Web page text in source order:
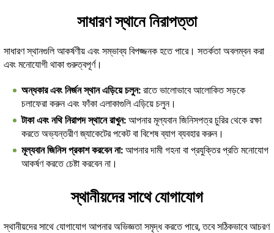
সাধারণ স্থানে নিরাপত্তা
সাধারণ স্থানগুলি আকর্ষণীয় এবং সম্ভাব্য বিপজ্জনক হতে পারে। সতর্কতা অবলম্বন করা
এবং মনোযোগী থাকা গুরুত্বপূর্ণ।
অন্ধকার এবং নির্জন স্থান এড়িয়ে চলুন: রাতে ভালোভাবে আলোকিত সড়কে
চলাফেরা করুন এবং ফাঁকা এলাকাগুলি এড়িয়ে চলুন।
টাকা এবং নথি নিরাপদ স্থানে রাখুন: আপনার মূল্যবান জিনিসপত্র চুরির থেকে রক্ষা
করতে অভ্যন্তরীণ জ্যাকেটের পকেট বা বিশেষ ব্যাগ ব্যবহার করুন।
মূল্যবান জিনিস প্রকাশ করবেন না: আপনার দামী গহনা বা প্রযুক্তির প্রতি মনোযোগ
আকর্ষণ করতে চেষ্টা করবেন না।
স্থানীয়দের সাথে যোগাযোগ
স্থানীয়দের সাথে যোগাযোগ আপনার অভিজ্ঞতা সমৃদ্ধ করতে পারে, তবে সঠিকভাবে আচরণ